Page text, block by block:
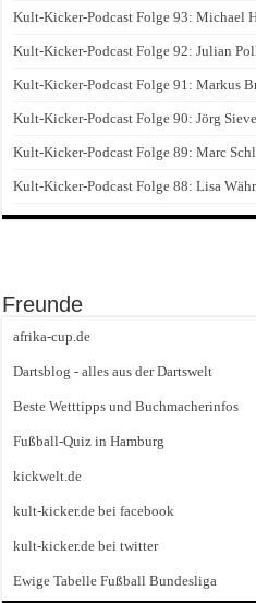
Kult-Kicker-Podcast Folge 93: Michael
Kult-Kicker-Podcast Folge 92: Julian
Kult-Kicker-Podcast Folge 91: Markus
Kult-Kicker-Podcast Folge 90: Jörg
Kult-Kicker-Podcast Folge 89: Marc
Kult-Kicker-Podcast Folge 88: Lisa
Freunde
afrika-cup.de
Dartsblog - alles aus der Dartswelt
Beste Wetttipps und Buchmacherinfos
Fußball-Quiz in Hamburg
kickwelt.de
kult-kicker.de bei facebook
kult-kicker.de bei twitter
Ewige Tabelle Fußball Bundesliga